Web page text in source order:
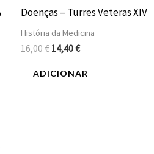
Doenças – Turres Veteras XIV
História da Medicina
16,00€14,40€
ADICIONAR